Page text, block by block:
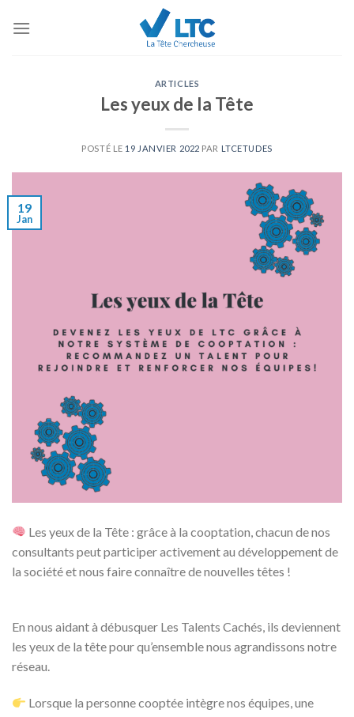
ARTICLES
Les yeux de la Tête
POSTÉ LE 19 JANVIER 2022 PAR LTCETUDES
19
Jan
Les yeux de la Tête : grâce à la cooptation, chacun de nos
consultants peut participer activement au développement de
la société et nous faire connaître de nouvelles têtes !
En nous aidant à débusquer Les Talents Cachés, ils deviennent
les yeux de la tête pour qu’ensemble nous agrandissons notre
réseau.
Lorsque la personne cooptée intègre nos équipes, une